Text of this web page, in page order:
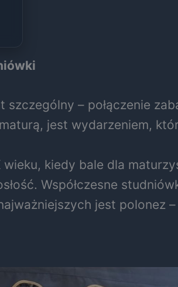
– połączenie
jest wydarzeniem,
kiedy bale dla
Współczesne
jest polonez